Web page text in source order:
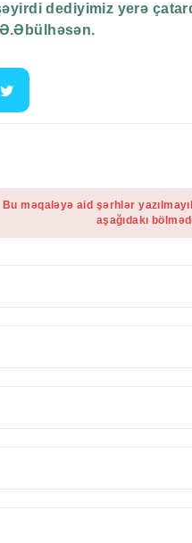
şəyirdi dediyimiz yerə
Ə.Əbülhəsən.
Bu məqaləyə aid şərhlər
aşağıdakı